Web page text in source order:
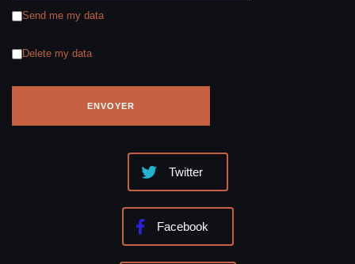
Send me my data
Delete my data
Twitter
Facebook